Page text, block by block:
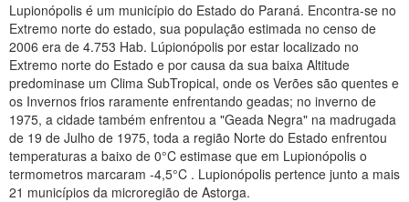
Lupionópolis é um município do Estado do Paraná. Encontra-se no
Extremo norte do estado, sua população estimada no censo de
2006 era de 4.753 Hab. Lúpionópolis por estar localizado no
Extremo norte do Estado e por causa da sua baixa Altitude
predominase um Clima SubTropical, onde os Verões são quentes e
os Invernos frios raramente enfrentando geadas; no inverno de
1975, a cidade também enfrentou a "Geada Negra" na madrugada
de 19 de Julho de 1975, toda a região Norte do Estado enfrentou
temperaturas a baixo de 0°C estimase que em Lupionópolis o
termometros marcaram -4,5°C . Lupionópolis pertence junto a mais
21 municípios da microregião de Astorga.